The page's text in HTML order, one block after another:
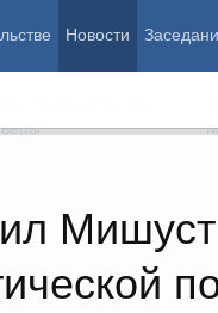
Новости
Правительства